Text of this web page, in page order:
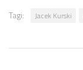
Tagi: Jacek Kurski